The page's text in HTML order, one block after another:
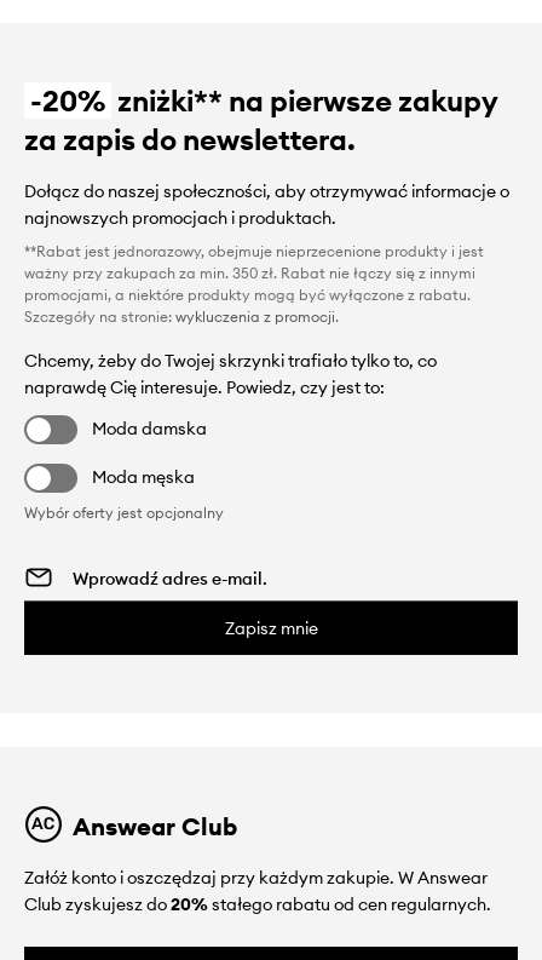
-20% zniżki** na pierwsze zakupy
za zapis do newslettera.
Dołącz do naszej społeczności, aby otrzymywać informacje o
najnowszych promocjach i produktach.
**Rabat jest jednorazowy, obejmuje nieprzecenione produkty i jest
ważny przy zakupach za min. 350 zł. Rabat nie łączy się z innymi
promocjami, a niektóre produkty mogą być wyłączone z rabatu.
Szczegóły na stronie: wykluczenia z promocji.
Chcemy, żeby do Twojej skrzynki trafiało tylko to, co
naprawdę Cię interesuje. Powiedz, czy jest to:
Moda damska
Moda męska
Wybór oferty jest opcjonalny
Zapisz mnie
Answear Club
Załóż konto i oszczędzaj przy każdym zakupie. W Answear
Club zyskujesz do20%stałego rabatu od cen regularnych.